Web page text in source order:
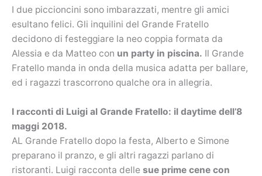
I due piccioncini sono imbarazzati, mentre gli amici
esultano felici. Gli inquilini del Grande Fratello
decidono di festeggiare la neo coppia formata da
Alessia e da Matteo con un party in piscina. Il Grande
Fratello manda in onda della musica adatta per ballare,
ed i ragazzi trascorrono qualche ora in allegria.
I racconti di Luigi al Grande Fratello: il daytime dell’8
maggi 2018.
AL Grande Fratello dopo la festa, Alberto e Simone
preparano il pranzo, e gli altri ragazzi parlano di
ristoranti. Luigi racconta delle sue prime cene con